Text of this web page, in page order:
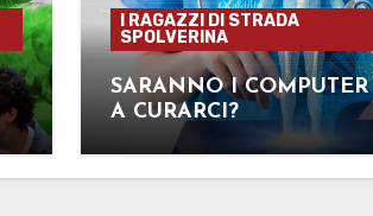
I RAGAZZI DI STRADA
SPOLVERINA
SARANNO I COMPUTER
A CURARCI?